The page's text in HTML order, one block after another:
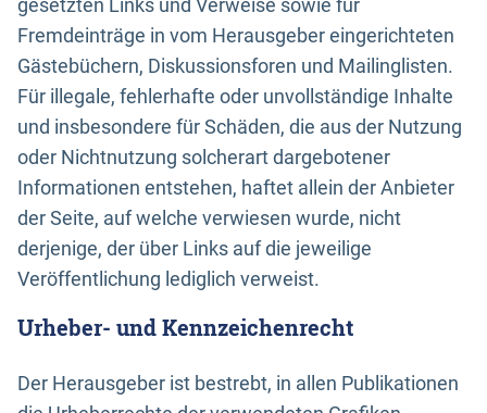
gesetzten Links und Verweise sowie für
Fremdeinträge in vom Herausgeber eingerichteten
Gästebüchern, Diskussionsforen und Mailinglisten.
Für illegale, fehlerhafte oder unvollständige Inhalte
und insbesondere für Schäden, die aus der Nutzung
oder Nichtnutzung solcherart dargebotener
Informationen entstehen, haftet allein der Anbieter
der Seite, auf welche verwiesen wurde, nicht
derjenige, der über Links auf die jeweilige
Veröffentlichung lediglich verweist.
Urheber- und Kennzeichenrecht
Der Herausgeber ist bestrebt, in allen Publikationen